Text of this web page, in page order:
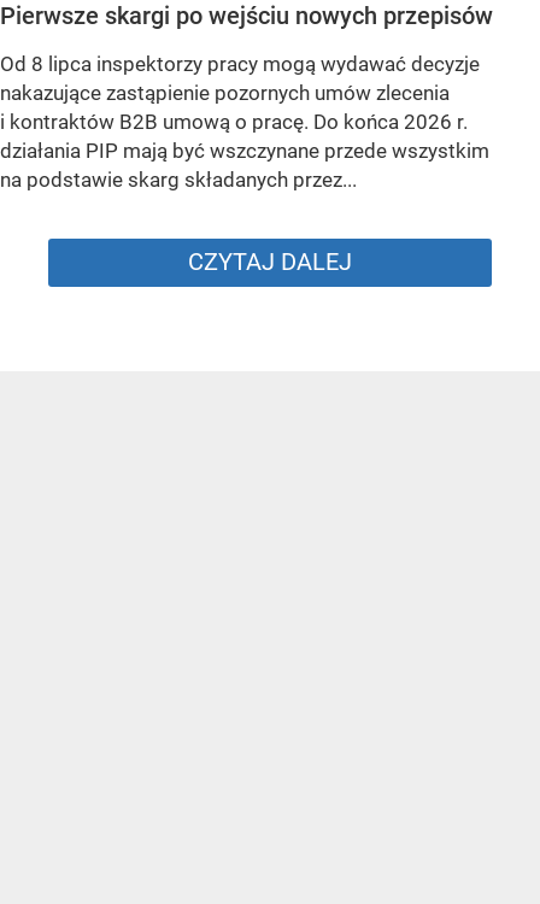
Pierwsze skargi po wejściu nowych przepisów
Od 8 lipca inspektorzy pracy mogą wydawać decyzje
nakazujące zastąpienie pozornych umów zlecenia
i kontraktów B2B umową o pracę. Do końca 2026 r.
działania PIP mają być wszczynane przede wszystkim
na podstawie skarg składanych przez...
CZYTAJ DALEJ